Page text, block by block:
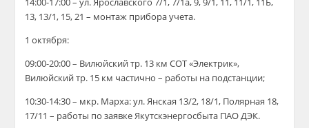
13, 13/1, 15, 21 – монтаж прибора учета.
1 октября:
09:00-20:00 – Вилюйский тр. 13 км СОТ «Электрик»,
Вилюйский тр. 15 км частично – работы на подстанции;
10:30-14:30 – мкр. Марха: ул. Янская 13/2, 18/1, Полярная 18,
17/11 – работы по заявке Якутскэнергосбыта ПАО ДЭК.